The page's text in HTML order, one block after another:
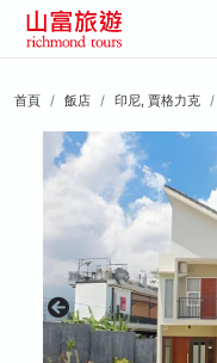
首頁 飯店 印尼, 賈格力克